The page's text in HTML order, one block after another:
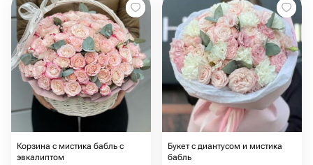
Корзина с мистика бабль с
эвкалиптом
Букет с диантусом и мистика
бабль